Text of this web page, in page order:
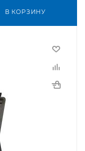
В КОРЗИНУ